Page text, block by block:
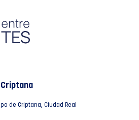
de Criptana, Ciudad Real